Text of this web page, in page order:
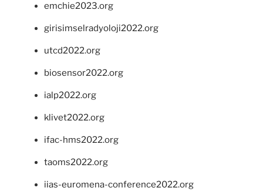
emchie2023.org
girisimselradyoloji2022.org
utcd2022.org
biosensor2022.org
ialp2022.org
klivet2022.org
ifac-hms2022.org
taoms2022.org
iias-euromena-conference2022.org